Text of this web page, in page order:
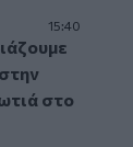
15:40
στο